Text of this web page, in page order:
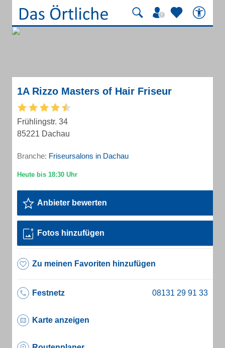
1A Rizzo Masters of Hair Friseur
Frühlingstr. 34
85221 Dachau
Branche: Friseursalons in Dachau
Anbieter bewerten
Fotos hinzufügen
Zu meinen Favoriten hinzufügen
Festnetz
Karte anzeigen